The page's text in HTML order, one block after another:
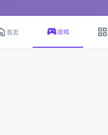
首页 游戏